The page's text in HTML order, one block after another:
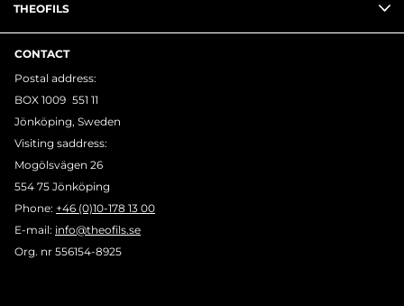
THEOFILS
CONTACT
Postal address:
BOX 1009 551 11
Jönköping, Sweden
Visiting saddress:
Mogölsvägen 26
554 75 Jönköping
Phone: +46 (0)10-178 13 00
E-mail: info@theofils.se
Org. nr 556154-8925